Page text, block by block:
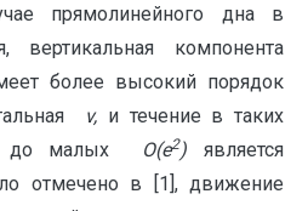
прямолинейного дна в
вертикальная компонента
более высокий порядок
v, и течение в таких
до малых
O(e2)является
отмечено в [1], движение